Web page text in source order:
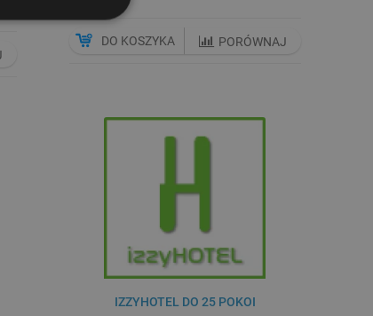
DO KOSZYKA PORÓWNAJ
IZZYHOTEL DO 25 POKOI